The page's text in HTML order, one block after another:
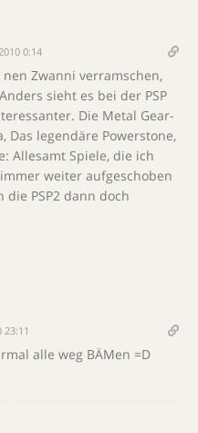
0:14
nen Zwanni verramschen,
sieht es bei der PSP
Die Metal Gear-
Das legendäre Powerstone,
Allesamt Spiele, die ich
weiter aufgeschoben
PSP2 dann doch
alle weg BÄMen =D